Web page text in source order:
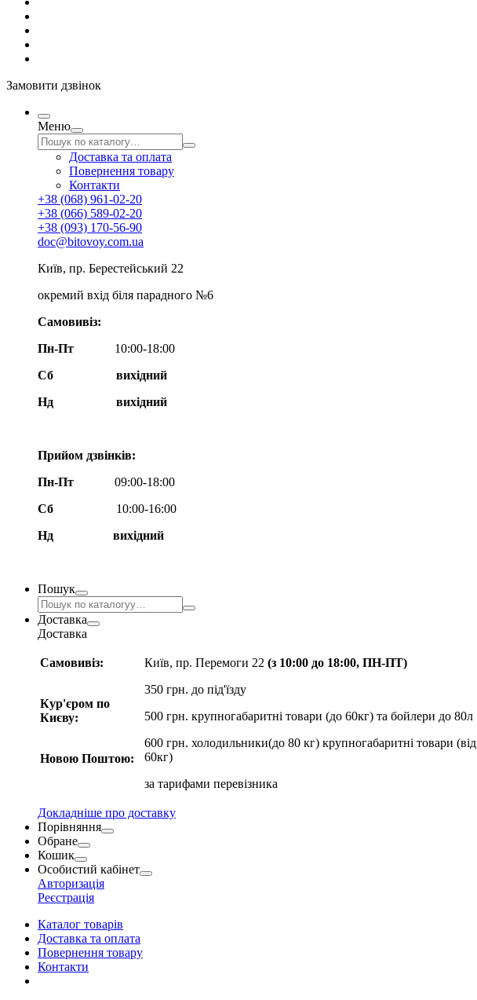
Замовити дзвінок
Меню
Доставка та оплата
Повернення товару
Контакти
+38 (068) 961-02-20
+38 (066) 589-02-20
+38 (093) 170-56-90
doc@bitovoy.com.ua
Київ, пр. Берестейський 22
окремий вхід біля парадного №6
Самовивіз:
Пн-Пт
10:00-18:00
Сб
вихідний
Нд
вихідний
Прийом дзвінків:
Пн-Пт
09:00-18:00
Сб
10:00-16:00
Нд вихідний
Пошук
Доставка
Доставка
Самовивіз:
Кур'єром по
Києву:
Новою Поштою:
Київ, пр. Перемоги 22 (з 10:00 до 18:00, ПН-ПТ)
350 грн. до під'їзду
500 грн. крупногабаритні товари (до 60кг) та бойлери до 80л
600 грн. холодильники(до 80 кг) крупногабаритні товари (від
60кг)
за тарифами перевізника
Докладніше про доставку
Порівняння
Обране
Кошик
Особистий кабінет
Авторизація
Реєстрація
Каталог товарів
Доставка та оплата
Повернення товару
Контакти